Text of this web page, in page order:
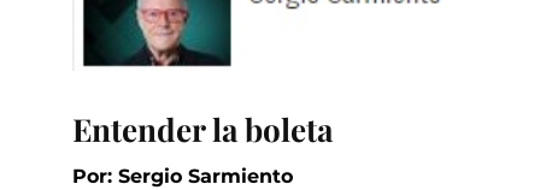
Entender la boleta
Por: Sergio Sarmiento